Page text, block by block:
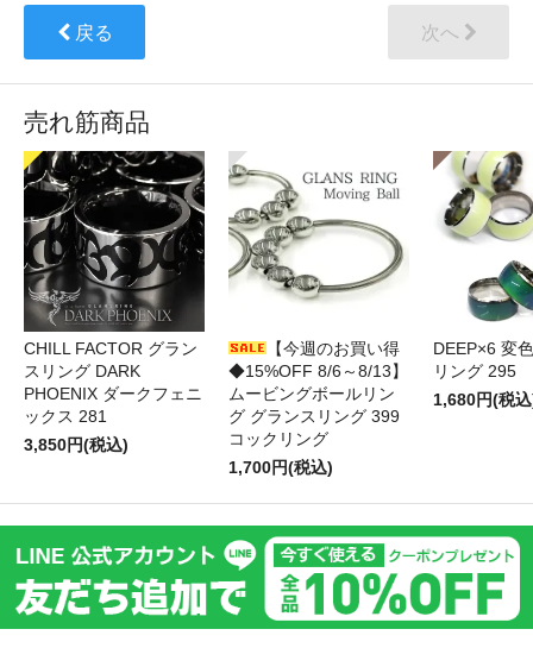
戻る 次へ
売れ筋商品
CHILL FACTOR グラン
スリング DARK
PHOENIX ダークフェニ
ックス 281
3,850円(税込)
【今週のお買い得
◆15%OFF 8/6～8/13】
ムービングボールリン
グ グランスリング 399
コックリング
1,700円(税込)
DEEP×6 変
リング 295
1,680円(税